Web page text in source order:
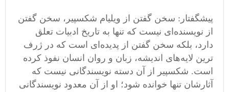
پیشگفتار: سخن گفتن از ویلیام شکسپیر، سخن گفتن
از نویسنده‌ای نیست که تنها به تاریخ ادبیات تعلق
دارد، بلکه سخن گفتن از پدیده‌ای است که در ژرف
‌ترین لایه‌های اندیشه، زبان و روان انسان نفوذ کرده
است. شکسپیر از آن دسته نویسندگانی نیست که
آثارشان تنها خوانده شود؛ او از آن معدود نویسندگانی